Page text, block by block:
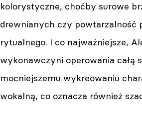
kolorystyczne, choćby surowe
drewnianych czy powtarzalność
rytualnego. I co najważniejsze,
wykonawczyni operowania całą
mocniejszemu wykreowaniu
wokalną, co oznacza również